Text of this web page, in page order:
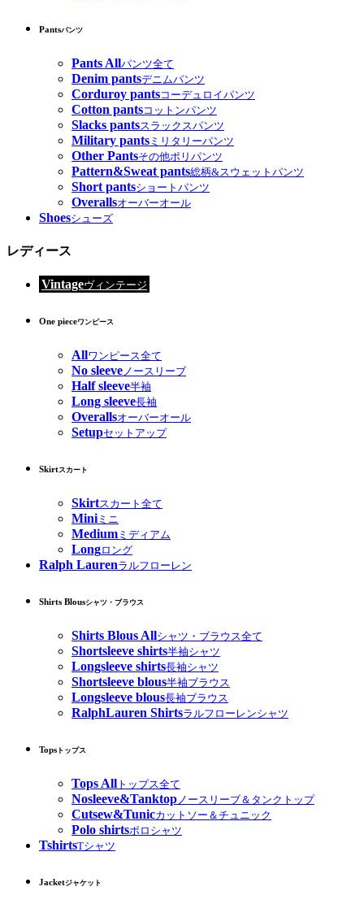
Pantsパンツ
Pants Allパンツ全て
Denim pantsデニムパンツ
Corduroy pantsコーデュロイパンツ
Cotton pantsコットンパンツ
Slacks pantsスラックスパンツ
Military pants ミリタリーパンツ
Other Pantsその他ポリパンツ
Pattern&Sweat pants総柄&スウェットパンツ
Short pantsショートパンツ
Overallsオーバーオール
Shoesシューズ
レディース
Vintageヴィンテージ
One pieceワンピース
Allワンピース全て
No sleeveノースリーブ
Half sleeve半袖
Long sleeve長袖
Overallsオーバーオール
Setupセットアップ
Skirtスカート
Skirtスカート全て
Miniミニ
Medium ミディアム
Longロング
Ralph Laurenラルフローレン
Shirts Blousシャツ・ブラウス
Shirts Blous Allシャツ・ブラウス全て
Shortsleeve shirts半袖シャツ
Longsleeve shirts長袖シャツ
Shortsleeve blous半袖ブラウス
Longsleeve blous長袖ブラウス
RalphLauren Shirtsラルフローレンシャツ
Tops トップス
Tops All トップス全て
Nosleeve&Tanktop ノースリーブ＆タンクトップ
Cutsew&Tunicカットソー＆チュニック
Polo shirtsポロシャツ
TshirtsTシャツ
Jacketジャケット